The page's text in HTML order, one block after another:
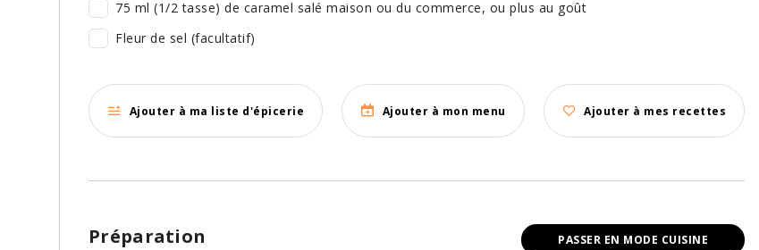
75 ml (1/2 tasse) de caramel salé maison ou du commerce, ou plus au goût
Fleur de sel (facultatif)
Ajouter à ma liste d'épicerie Ajouter à mon menu Ajouter à mes recettes
PASSER EN MODE CUISINE
Préparation